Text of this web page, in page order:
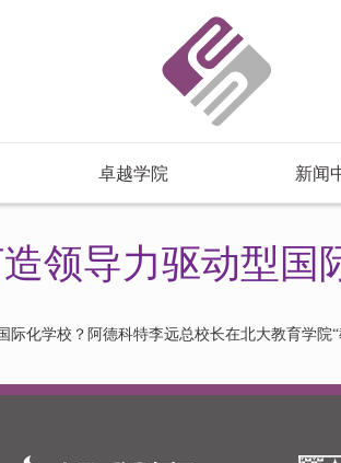
卓越学院 新闻
领导力驱动型国
化学校？阿德科特李远总校长在北大教育学院